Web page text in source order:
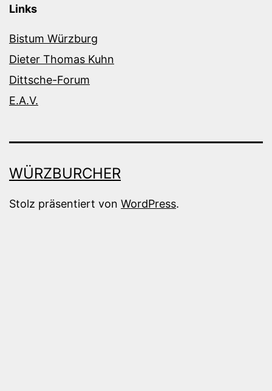
Links
Bistum Würzburg
Dieter Thomas Kuhn
Dittsche-Forum
E.A.V.
WÜRZBURCHER
Stolz präsentiert von WordPress.